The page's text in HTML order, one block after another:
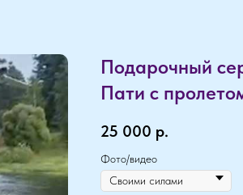
Подарочный
Пати с
25 000 р.
Фото/видео